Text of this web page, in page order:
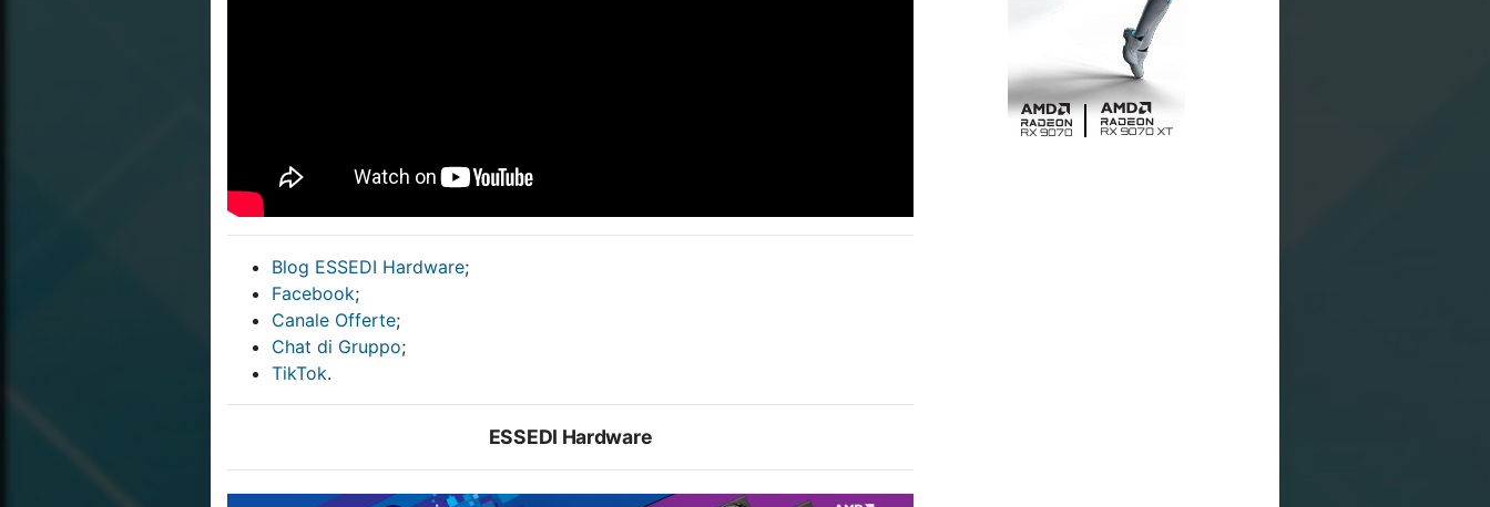
Blog ESSEDI Hardware;
Facebook;
Canale Offerte;
Chat di Gruppo;
TikTok.
ESSEDI Hardware